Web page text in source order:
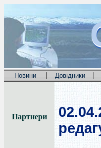
Новини | Довідники |
Партнери